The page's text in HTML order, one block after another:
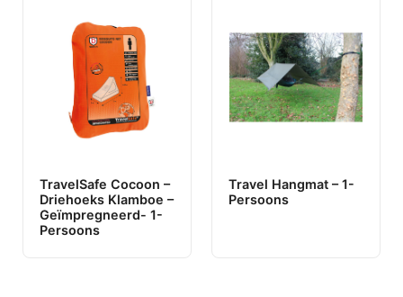
TravelSafe Cocoon –
Driehoeks Klamboe –
Geïmpregneerd- 1-
Persoons
Travel Hangmat – 1-
Persoons